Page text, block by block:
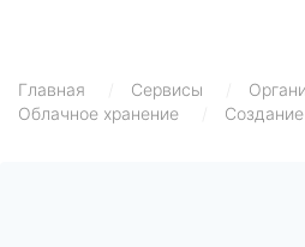
Главная Сервисы
Облачное хранение